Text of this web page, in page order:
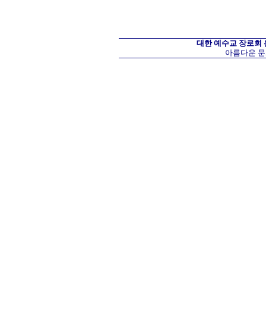
대한 예수교 장로회
아름다운